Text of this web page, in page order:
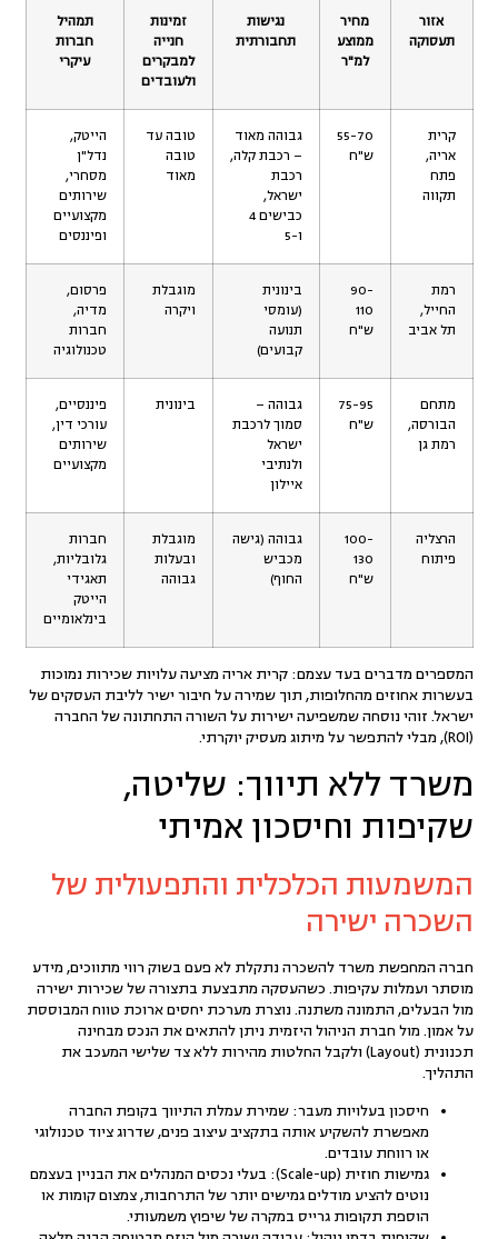
אזור
תעסוקה
מחיר
ממוצע
למ"ר
נגישות
תחבורתית
זמינות
חנייה
למבקרים
ולעובדים
תמהיל
חברות
עיקרי
קרית
אריה,
פתח
תקווה
55-70
ש"ח
גבוהה מאוד
– רכבת קלה,
רכבת
ישראל,
כבישים 4
ו-5
טובה עד
טובה
מאוד
הייטק,
נדל"ן
מסחרי,
שירותים
מקצועיים
ופיננסים
רמת
החייל,
תל אביב
90-
110
ש"ח
בינונית
(עומסי
תנועה
קבועים)
מוגבלת
ויקרה
פרסום,
מדיה,
חברות
טכנולוגיה
מתחם
הבורסה,
רמת גן
75-95
ש"ח
גבוהה –
סמוך לרכבת
ישראל
ולנתיבי
איילון
בינונית
פיננסיים,
עורכי דין,
שירותים
מקצועיים
הרצליה
פיתוח
100-
130
ש"ח
גבוהה (גישה
מכביש
החוף)
מוגבלת
ובעלות
גבוהה
חברות
גלובליות,
תאגידי
הייטק
בינלאומיים
המספרים מדברים בעד עצמם: קרית אריה מציעה עלויות שכירות נמוכות
בעשרות אחוזים מהחלופות, תוך שמירה על חיבור ישיר לליבת העסקים של
ישראל. זוהי נוסחה שמשפיעה ישירות על השורה התחתונה של החברה
(ROI), מבלי להתפשר על מיתוג מעסיק יוקרתי.
משרד ללא תיווך: שליטה,
שקיפות וחיסכון אמיתי
המשמעות הכלכלית והתפעולית של
השכרה ישירה
חברה המחפשת משרד להשכרה נתקלת לא פעם בשוק רווי מתווכים, מידע
מוסתר ועמלות עקיפות. כשהעסקה מתבצעת בתצורה שלשכירות ישירה
מול הבעלים, התמונה משתנה. נוצרת מערכת יחסים ארוכת טווח המבוססת
על אמון. מול חברת הניהול היזמית ניתן להתאים את הנכס מבחינה
תכנונית (Layout) ולקבל החלטות מהירות ללא צד שלישי המעכב את
התהליך.
חיסכון בעלויות מעבר: שמירת עמלת התיווך בקופת החברה
מאפשרת להשקיע אותה בתקציב עיצוב פנים, שדרוג ציוד טכנולוגי
או רווחת עובדים.
גמישות חוזית (Scale-up):
בעלי נכסים המנהלים את הבניין בעצמם
נוטים להציע מודלים גמישים יותר של התרחבות, צמצום קומות או
הוספת תקופות גרייס במקרה של שיפוץ משמעותי.